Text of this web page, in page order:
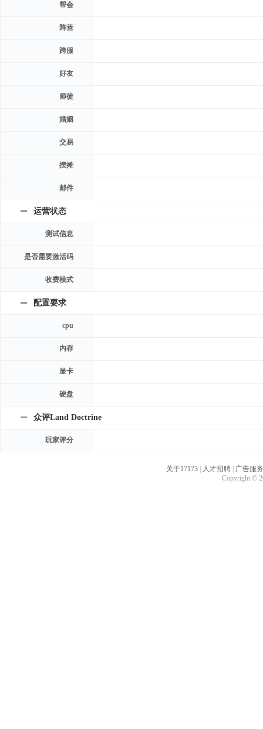
帮会
阵营
跨服
好友
师徒
婚姻
交易
摆摊
邮件
运营状态
测试信息
是否需要激活码
收费模式
配置要求
cpu
内存
显卡
硬盘
众评Land Doctrine
玩家评分
关于17173 人才招聘
广告服务
Copyright ©